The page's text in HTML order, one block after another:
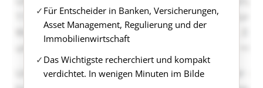
Für Entscheider in Banken, Versicherungen,
Asset Management, Regulierung und der
Immobilienwirtschaft
Das Wichtigste recherchiert und kompakt
verdichtet. In wenigen Minuten im Bilde